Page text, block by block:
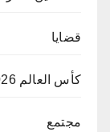
قضايا
كأس العالم 2026
مجتمع